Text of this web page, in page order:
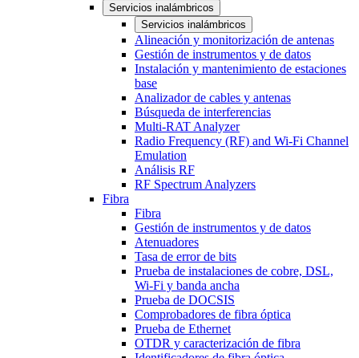
Servicios inalámbricos
Servicios inalámbricos
Alineación y monitorización de antenas
Gestión de instrumentos y de datos
Instalación y mantenimiento de estaciones
base
Analizador de cables y antenas
Búsqueda de interferencias
Multi-RAT Analyzer
Radio Frequency (RF) and Wi-Fi Channel
Emulation
Análisis RF
RF Spectrum Analyzers
Fibra
Fibra
Gestión de instrumentos y de datos
Atenuadores
Tasa de error de bits
Prueba de instalaciones de cobre, DSL,
Wi-Fi y banda ancha
Prueba de DOCSIS
Comprobadores de fibra óptica
Prueba de Ethernet
OTDR y caracterización de fibra